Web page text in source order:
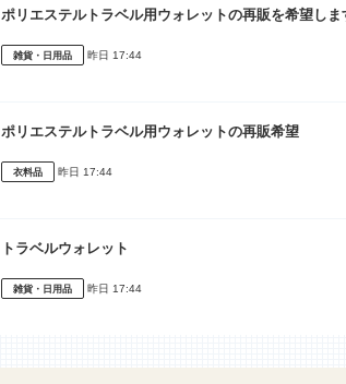
ポリエステルトラベル用ウォレットの再販を希望しま
雑貨・日用品 昨日 17:44
ポリエステルトラベル用ウォレットの再販希望
衣料品 昨日 17:44
トラベルウォレット
雑貨・日用品 昨日 17:44